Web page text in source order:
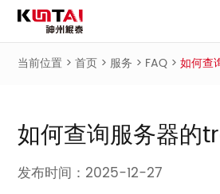
当前位置 >首页 >服务 > FAQ >如何查
如何查询服务器的
发布时间：2025-12-27